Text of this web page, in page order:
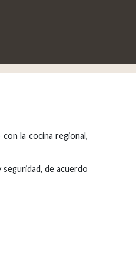
la cocina regional,
de acuerdo